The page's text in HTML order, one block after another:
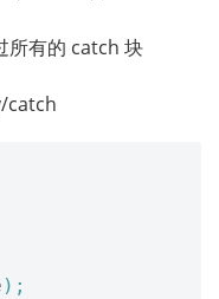
所有的 catch 块
catch
);